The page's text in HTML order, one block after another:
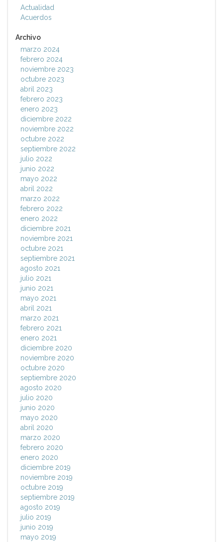
Actualidad
Acuerdos
Archivo
marzo 2024
febrero 2024
noviembre 2023
octubre 2023
abril 2023
febrero 2023
enero 2023
diciembre 2022
noviembre 2022
octubre 2022
septiembre 2022
julio 2022
junio 2022
mayo 2022
abril 2022
marzo 2022
febrero 2022
enero 2022
diciembre 2021
noviembre 2021
octubre 2021
septiembre 2021
agosto 2021
julio 2021
junio 2021
mayo 2021
abril 2021
marzo 2021
febrero 2021
enero 2021
diciembre 2020
noviembre 2020
octubre 2020
septiembre 2020
agosto 2020
julio 2020
junio 2020
mayo 2020
abril 2020
marzo 2020
febrero 2020
enero 2020
diciembre 2019
noviembre 2019
octubre 2019
septiembre 2019
agosto 2019
julio 2019
junio 2019
mayo 2019